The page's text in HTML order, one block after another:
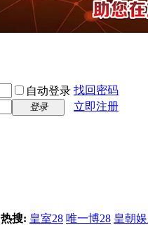
自动登录 找回密码
登录
立即注册
热搜: 皇室28 唯一博28 皇朝